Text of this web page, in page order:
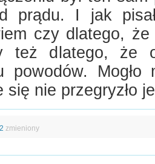
prądu. I jak
czy dlatego, że
też dlatego, że
powodów.
się nie przegryzło
zmieniony